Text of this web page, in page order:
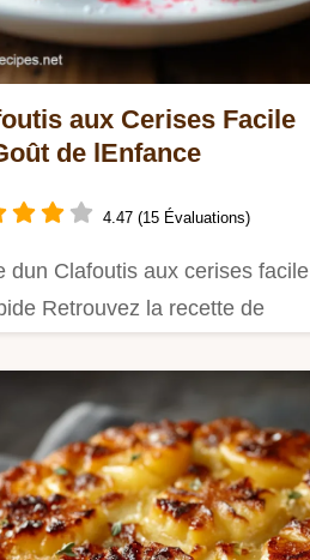
aux Cerises Facile
de lEnfance
4.47 (15 Évaluations)
dun Clafoutis aux cerises facile
Retrouvez la recette de